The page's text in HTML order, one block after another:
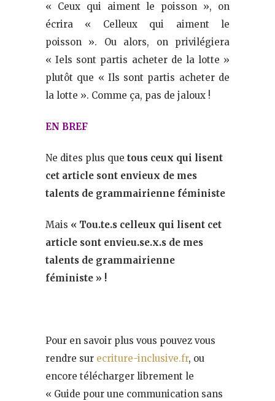
« Ceux qui aiment le poisson », on
écrira « Celleux qui aiment le
poisson ». Ou alors, on privilégiera
« Iels sont partis acheter de la lotte »
plutôt que « Ils sont partis acheter de
la lotte ». Comme ça, pas de jaloux !
EN BREF
Ne dites plus que tous ceux qui lisent
cet article sont envieux de mes
talents de grammairienne féministe
Mais « Tou.te.s celleux qui lisent cet
article sont envieu.se.x.s de mes
talents de grammairienne
féministe » !
Pour en savoir plus vous pouvez vous
rendre sur ecriture-inclusive.fr, ou
encore télécharger librement le
« Guide pour une communication sans